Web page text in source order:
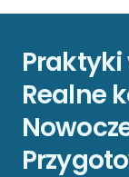
Praktyki
Realne